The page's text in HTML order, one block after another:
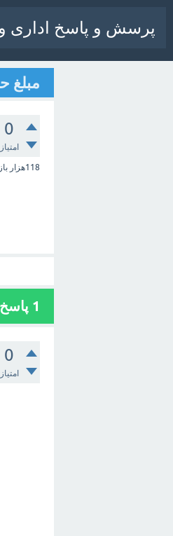
پرسش و پاسخ اداری
مبلغ حق بیمه در
0
امتیاز
118هزار
1 پاسخ
0
امتیاز